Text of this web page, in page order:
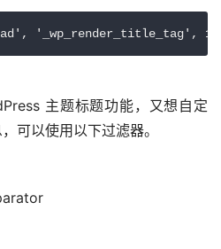
'_wp_render_title_tag',